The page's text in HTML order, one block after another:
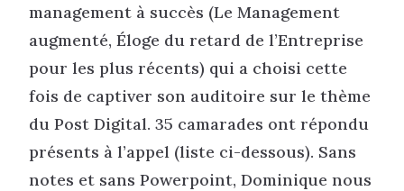
management à succès (Le Management
augmenté, Éloge du retard de l’Entreprise
pour les plus récents) qui a choisi cette
fois de captiver son auditoire sur le thème
du Post Digital. 35 camarades ont répondu
présents à l’appel (liste ci-dessous). Sans
notes et sans Powerpoint, Dominique nous